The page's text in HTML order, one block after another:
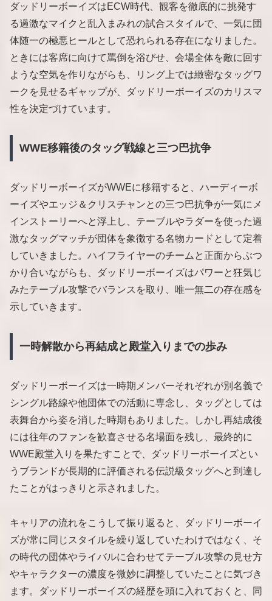
ダッドリーボーイズはECW時代、観客を徹底的に挑発す
る過激なマイクと乱入まみれの試合スタイルで、一気に団
体随一の極悪ヒールとして恐れられる存在になりました。
ときには客席に向けて罵倒を浴びせ、会場全体を敵に回す
ような空気を作りながらも、リング上では緻密なタッグワ
ークを見せるギャップが、ダッドリーボーイズのカリスマ
性を決定づけています。
WWE移籍後のタッグ戦線と三つ巴抗争
ダッドリーボーイズがWWEに移籍すると、ハーディーボ
ーイズやエッジ＆クリスチャンとの三つ巴抗争が一気にメ
インストーリーへと浮上し、テーブルやラダーを使った過
激なタッグマッチが団体を象徴する名物カードとして定着
していきました。ハイフライヤーのチームと正面からぶつ
かり合いながらも、ダッドリーボーイズはパワーと狂気じ
みたテーブル攻撃でバランスを取り、唯一無二の存在感を
示していきます。
一時解散から再結成と殿堂入りまでの歩み
ダッドリーボーイズは一時期メンバーそれぞれが別名義で
シングル路線や他団体での活動に専念し、タッグとしては
表舞台から姿を消した時期もありました。しかし再結成後
には往年のファンを歓喜させる名場面を残し、最終的に
WWE殿堂入りを果たすことで、ダッドリーボーイズとい
うブランドが長期的に評価される伝説級タッグへと到達し
たことがはっきりと示されました。
キャリアの流れをこうして振り返ると、ダッドリーボーイ
ズが常に同じスタイルを繰り返していたわけではなく、そ
の時代の団体やライバルに合わせてテーブル攻撃の見せ方
やキャラクターの濃度を微妙に調整していたことに気づき
ます。ダッドリーボーイズの経歴を頭に入れておくと、同